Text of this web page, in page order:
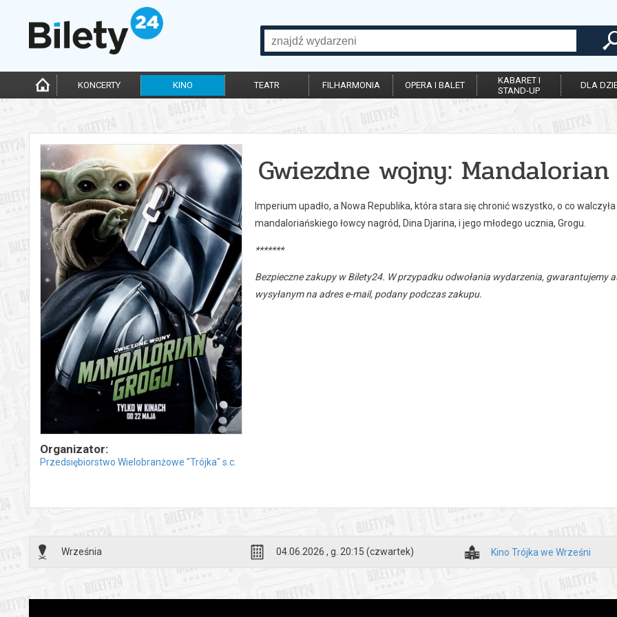
KONCERTY KINO TEATR FILHARMONIA OPERA I BALET
KABARET I
STAND-UP
DLA
Organizator:
Przedsiębiorstwo Wielobranżowe "Trójka" s.c.
Gwiezdne wojny:
Imperium upadło, a Nowa Republika, która stara się chronić wszystko, o co
mandaloriańskiego łowcy nagród, Dina Djarina, i jego młodego ucznia, Grogu.
*******
Bezpieczne zakupy w Bilety24. W przypadku odwołania wydarzenia,
wysyłanym na adres e-mail, podany podczas zakupu.
Września 04.06.2026 , g. 20:15 (czwartek) Kino Trójka we Wrześni